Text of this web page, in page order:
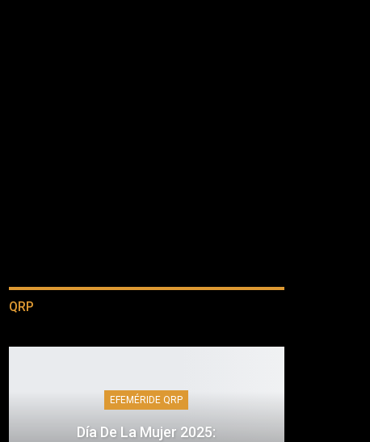
QRP
EFEMÉRIDE QRP
Día De La Mujer 2025: